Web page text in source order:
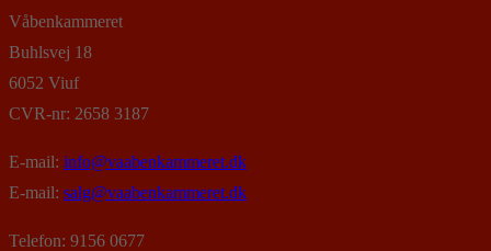
Våbenkammeret
Buhlsvej 18
6052 Viuf
CVR-nr: 2658 3187
E-mail: info@vaabenkammeret.dk
E-mail: salg@vaabenkammeret.dk
Telefon: 9156 0677